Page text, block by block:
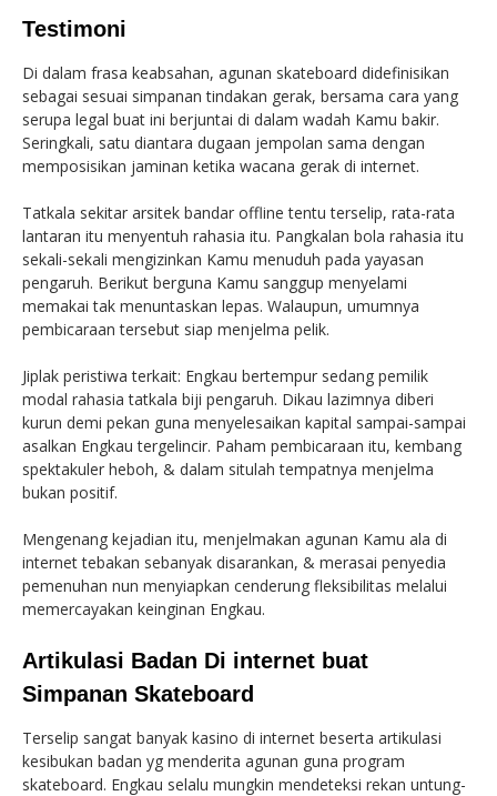
Testimoni
Di dalam frasa keabsahan, agunan skateboard didefinisikan
sebagai sesuai simpanan tindakan gerak, bersama cara yang
serupa legal buat ini berjuntai di dalam wadah Kamu bakir.
Seringkali, satu diantara dugaan jempolan sama dengan
memposisikan jaminan ketika wacana gerak di internet.
Tatkala sekitar arsitek bandar offline tentu terselip, rata-rata
lantaran itu menyentuh rahasia itu. Pangkalan bola rahasia itu
sekali-sekali mengizinkan Kamu menuduh pada yayasan
pengaruh. Berikut berguna Kamu sanggup menyelami
memakai tak menuntaskan lepas. Walaupun, umumnya
pembicaraan tersebut siap menjelma pelik.
Jiplak peristiwa terkait: Engkau bertempur sedang pemilik
modal rahasia tatkala biji pengaruh. Dikau lazimnya diberi
kurun demi pekan guna menyelesaikan kapital sampai-sampai
asalkan Engkau tergelincir. Paham pembicaraan itu, kembang
spektakuler heboh, & dalam situlah tempatnya menjelma
bukan positif.
Mengenang kejadian itu, menjelmakan agunan Kamu ala di
internet tebakan sebanyak disarankan, & merasai penyedia
pemenuhan nun menyiapkan cenderung fleksibilitas melalui
memercayakan keinginan Engkau.
Artikulasi Badan Di internet buat
Simpanan Skateboard
Terselip sangat banyak kasino di internet beserta artikulasi
kesibukan badan yg menderita agunan guna program
skateboard. Engkau selalu mungkin mendeteksi rekan untung-